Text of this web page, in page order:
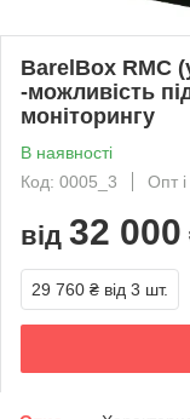
BarelВox RMC
-можливість
моніторингу
В наявності
Код: 0005_3
Опт і
від 32 000
29 760 ₴ від 3 шт.